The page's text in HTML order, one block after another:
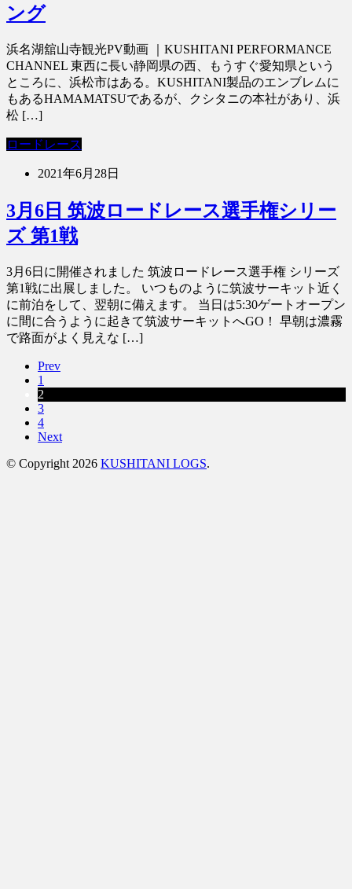
ング
浜名湖舘山寺観光PV動画 ｜KUSHITANI PERFORMANCE
CHANNEL 東西に長い静岡県の西、もうすぐ愛知県という
ところに、浜松市はある。KUSHITANI製品のエンブレムに
もあるHAMAMATSUであるが、クシタニの本社があり、浜
松 […]
ロードレース
2021年6月28日
3月6日 筑波ロードレース選手権シリー
ズ 第1戦
3月6日に開催されました 筑波ロードレース選手権 シリーズ
第1戦に出展しました。 いつものように筑波サーキット近く
に前泊をして、翌朝に備えます。 当日は5:30ゲートオープン
に間に合うように起きて筑波サーキットへGO！ 早朝は濃霧
で路面がよく見えな […]
Prev
1
2
3
4
Next
© Copyright 2026 KUSHITANI LOGS.